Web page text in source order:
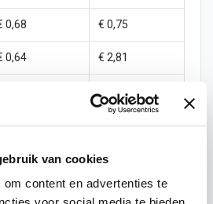
van cookies
content en advertenties te
0,68 € 0,75
0,64 € 2,81
0,56 € 18,75
0,53 € 56,25
0,45 € 150,00